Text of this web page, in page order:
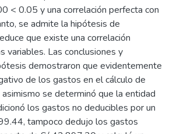
< 0.05 y una correlación perfecta con
se admite la hipótesis de
que existe una correlación
variables. Las conclusiones y
demostraron que evidentemente
de los gastos en el cálculo de
se determinó que la entidad
los gastos no deducibles por un
tampoco dedujo los gastos